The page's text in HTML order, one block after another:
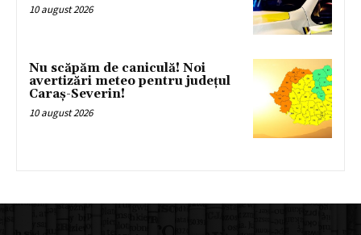
10 august 2026
Nu scăpăm de caniculă! Noi
avertizări meteo pentru județul
Caraș-Severin!
10 august 2026